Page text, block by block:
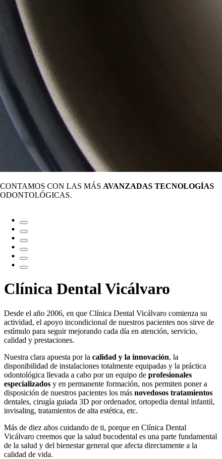
CONTAMOS CON LAS MÁS AVANZADAS TECNOLOGÍAS
ODONTOLÓGICAS.
Clínica Dental Vicálvaro
Desde el año 2006, en que Clínica Dental Vicálvaro comienza su
actividad, el apoyo incondicional de nuestros pacientes nos sirve de
estímulo para seguir mejorando cada día en atención, servicio,
calidad y prestaciones.
Nuestra clara apuesta por la calidad y la innovación, la
disponibilidad de instalaciones totalmente equipadas y la práctica
odontológica llevada a cabo por un equipo de profesionales
especializados y en permanente formación, nos permiten poner a
disposición de nuestros pacientes los más novedosos tratamientos
dentales, cirugía guiada 3D por ordenador, ortopedia dental infantil,
invisaling, tratamientos de alta estética, etc.
Más de diez años cuidando de ti, porque en Clínica Dental
Vicálvaro creemos que la salud bucodental es una parte fundamental
de la salud y del bienestar general que afecta directamente a la
calidad de vida.